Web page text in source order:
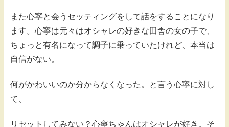
また心寧と会うセッティングをして話をすることになり
ます。心寧は元々はオシャレの好きな田舎の女の子で、
ちょっと有名になって調子に乗っていたけれど、本当は
自信がない。
何がかわいいのか分からなくなった。と言う心寧に対し
て、
リセットしてみない？心寧ちゃんはオシャレが好き。そ